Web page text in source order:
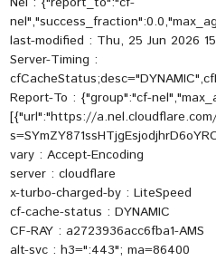
last-modified : Thu, 25 Jun 2026
Server-Timing :
Report-To : {"group":"cf-
[{"url":"https://
vary : Accept-Encoding
server : cloudflare
x-turbo-charged-by : LiteSpeed
cf-cache-status : DYNAMIC
CF-RAY : a2723936acc6fba1-AMS
alt-svc : h3=":443"; ma=86400